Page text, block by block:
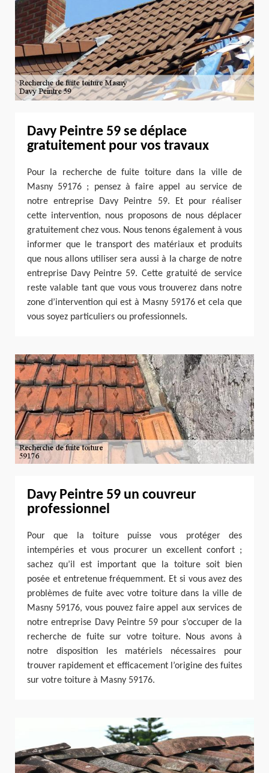
Davy Peintre 59 se déplace
gratuitement pour vos travaux
Pour la recherche de fuite toiture dans la ville de
Masny 59176 ; pensez à faire appel au service de
notre entreprise Davy Peintre 59. Et pour réaliser
cette intervention, nous proposons de nous déplacer
gratuitement chez vous. Nous tenons également à vous
informer que le transport des matériaux et produits
que nous allons utiliser sera aussi à la charge de notre
entreprise Davy Peintre 59. Cette gratuité de service
reste valable tant que vous vous trouverez dans notre
zone d’intervention qui est à Masny 59176 et cela que
vous soyez particuliers ou professionnels.
Davy Peintre 59 un couvreur
professionnel
Pour que la toiture puisse vous protéger des
intempéries et vous procurer un excellent confort ;
sachez qu’il est important que la toiture soit bien
posée et entretenue fréquemment. Et si vous avez des
problèmes de fuite avec votre toiture dans la ville de
Masny 59176, vous pouvez faire appel aux services de
notre entreprise Davy Peintre 59 pour s’occuper de la
recherche de fuite sur votre toiture. Nous avons à
notre disposition les matériels nécessaires pour
trouver rapidement et efficacement l’origine des fuites
sur votre toiture à Masny 59176.